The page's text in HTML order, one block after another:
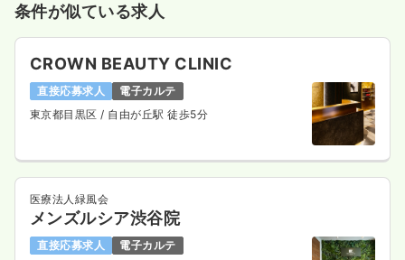
条件が似ている求人
CROWN BEAUTY CLINIC
直接応募求人
電子カルテ
東京都目黒区/ 自由が丘駅 徒歩5分
医療法人緑風会
メンズルシア渋谷院
直接応募求人
電子カルテ